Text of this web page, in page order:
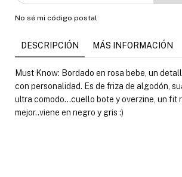
No sé mi código postal
DESCRIPCIÓN MÁS INFORMACIÓN
Must Know: Bordado en rosa bebe, un
con personalidad. Es de friza de algodón,
ultra comodo...cuello bote y overzine, un fit
mejor..viene en negro y gris :)